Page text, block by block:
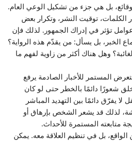
بل هي جزء من تشكيل الوعي العام.
توقيت النشر، وتكرار بعض
عوامل تؤثر في إدراك الجمهور. لذلك فإن
الخبر، بل يسأل: من يقدّم هذه الرواية؟
وهل هناك أكثر من زاوية لفهم ما
المستمر للأخبار الصادمة يرفع
شعورًا دائمًا بالخطر حتى لو كان
لا يفرّق دائمًا بين التهديد المباشر
لذلك قد يشعر الشخص بإرهاق أو
متابعته المستمرة للأحداث.
بل في تنظيم العلاقة معه. يمكن